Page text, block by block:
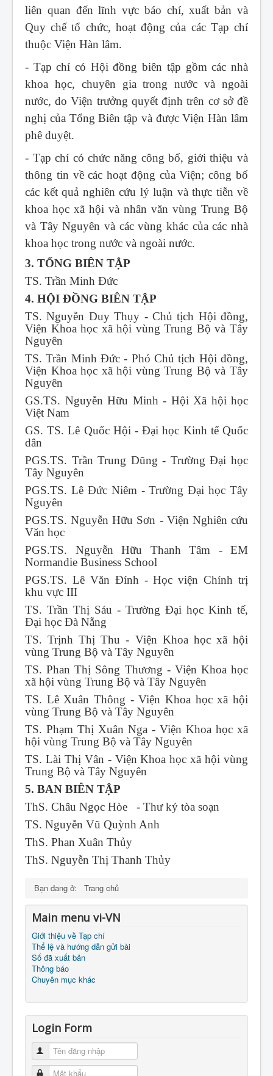
liên quan đến lĩnh vực báo chí, xuất bản và
Quy chế tổ chức, hoạt động của các Tạp chí
thuộc Viện Hàn lâm.
- Tạp chí có Hội đồng biên tập gồm các nhà
khoa học, chuyên gia trong nước và ngoài
nước, do Viện trưởng quyết định trên cơ sở đề
nghị của Tổng Biên tập và được Viện Hàn lâm
phê duyệt.
- Tạp chí có chức năng công bố, giới thiệu và
thông tin về các hoạt động của Viện; công bố
các kết quả nghiên cứu lý luận và thực tiễn về
khoa học xã hội và nhân văn vùng Trung Bộ
và Tây Nguyên và các vùng khác của các nhà
khoa học trong nước và ngoài nước.
3. TỔNG BIÊN TẬP
TS. Trần Minh Đức
4. HỘI ĐỒNG BIÊN TẬP
TS. Nguyễn Duy Thụy - Chủ tịch Hội đồng,
Viện Khoa học xã hội vùng Trung Bộ và Tây
Nguyên
TS. Trần Minh Đức - Phó Chủ tịch Hội đồng,
Viện Khoa học xã hội vùng Trung Bộ và Tây
Nguyên
GS.TS. Nguyễn Hữu Minh - Hội Xã hội học
Việt Nam
GS. TS. Lê Quốc Hội - Đại học Kinh tế Quốc
dân
PGS.TS. Trần Trung Dũng - Trường Đại học
Tây Nguyên
PGS.TS. Lê Đức Niêm - Trường Đại học Tây
Nguyên
PGS.TS. Nguyễn Hữu Sơn - Viện Nghiên cứu
Văn học
PGS.TS. Nguyễn Hữu Thanh Tâm - EM
Normandie Business School
PGS.TS. Lê Văn Đính - Học viện Chính trị
khu vực III
TS. Trần Thị Sáu - Trường Đại học Kinh tế,
Đại học Đà Nẵng
TS. Trịnh Thị Thu - Viện Khoa học xã hội
vùng Trung Bộ và Tây Nguyên
TS. Phan Thị Sông Thương - Viện Khoa học
xã hội vùng Trung Bộ và Tây Nguyên
TS. Lê Xuân Thông - Viện Khoa học xã hội
vùng Trung Bộ và Tây Nguyên
TS. Phạm Thị Xuân Nga - Viện Khoa học xã
hội vùng Trung Bộ và Tây Nguyên
TS. Lài Thị Vân - Viện Khoa học xã hội vùng
Trung Bộ và Tây Nguyên
5. BAN BIÊN TẬP
ThS. Châu Ngọc Hòe - Thư ký tòa soạn
TS. Nguyễn Vũ Quỳnh Anh
ThS. Phan Xuân Thủy
ThS. Nguyễn Thị Thanh Thủy
Bạn đang ở: Trang chủ
Main menu vi-VN
Giới thiệu về Tạp chí
Thể lệ và hướng dẫn gửi bài
Số đã xuất bản
Thông báo
Chuyên mục khác
Login Form
Tên đăng nhập
Mật khẩu